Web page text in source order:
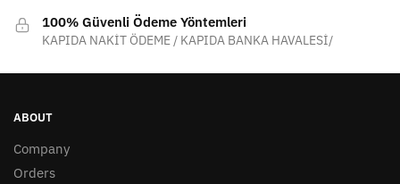
100% Güvenli Ödeme Yöntemleri
KAPIDA NAKİT ÖDEME / KAPIDA BANKA HAVALESİ/
ABOUT
Company
Orders